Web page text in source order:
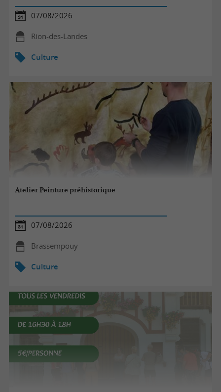
07/08/2026
Rion-des-Landes
Culture
Atelier Peinture préhistorique
07/08/2026
Brassempouy
Culture